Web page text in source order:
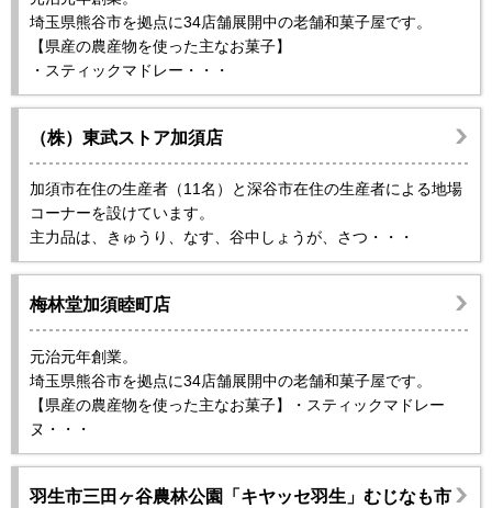
埼玉県熊谷市を拠点に34店舗展開中の老舗和菓子屋です。
【県産の農産物を使った主なお菓子】
・スティックマドレー・・・
（株）東武ストア加須店
加須市在住の生産者（11名）と深谷市在住の生産者による地場
コーナーを設けています。
主力品は、きゅうり、なす、谷中しょうが、さつ・・・
梅林堂加須睦町店
元治元年創業。
埼玉県熊谷市を拠点に34店舗展開中の老舗和菓子屋です。
【県産の農産物を使った主なお菓子】・スティックマドレー
ヌ・・・
羽生市三田ヶ谷農林公園「キヤッセ羽生」むじなも市